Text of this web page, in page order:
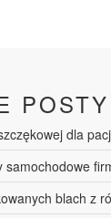
POSTY
dla
samochodowe
blach z